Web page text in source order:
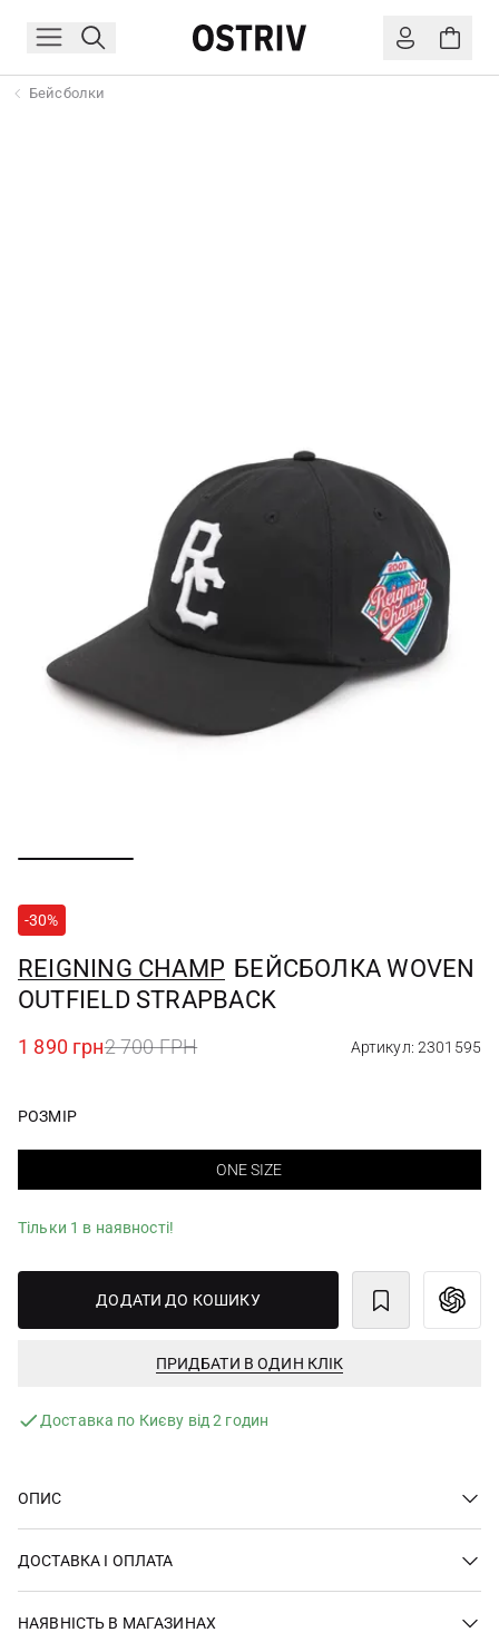
Бейсболки
-30%
REIGNING CHAMP БЕЙСБОЛКА WOVEN
OUTFIELD STRAPBACK
1 890 грн2 700 ГРН Артикул: 2301595
РОЗМІР
ONE SIZE
Тільки 1 в наявності!
ДОДАТИ ДО КОШИКУ
ПРИДБАТИ В ОДИН КЛІК
Доставка по Києву від 2 годин
ОПИС
ДОСТАВКА І ОПЛАТА
НАЯВНІСТЬ В МАГАЗИНАХ